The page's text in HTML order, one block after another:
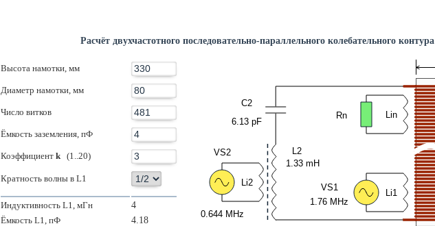
Расчёт двухчастотного последовательно-параллельного колебательного контура
Высота намотки, мм
Диаметр намотки, мм
Число витков
Ёмкость заземления, пФ
Коэффициент k(1..20)
Кратность волны в L1
Индуктивность L1, мГн
4
Ёмкость L1, пФ
4.18
VS1
1.76 MHz
Rn
VS2
0.644 MHz
Li1
Lin
Li2
C2
6.13 pF
L2
1.33 mH